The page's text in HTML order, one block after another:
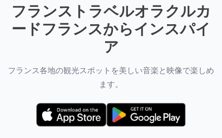
フランストラベルオラクルカ
ードフランスからインスパイ
ア
フランス各地の観光スポットを美しい音楽と映像で楽しめ
ます。